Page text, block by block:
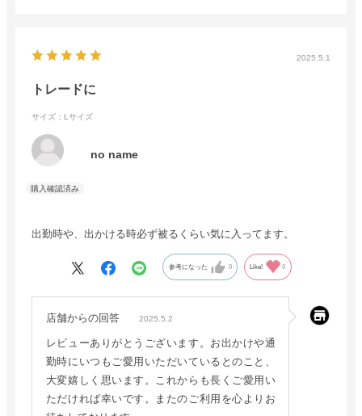
2025.5.1
トレードに
サイズ：Lサイズ
no name
出勤時や、出かける時必ず被るくらい気に入ってます。
参考になった 0 Like! 0
店舗からの回答 2025.5.2
レビューありがとうございます。お出かけや通
勤時にいつもご愛用いただいているとのこと、
大変嬉しく思います。これからも長くご愛用い
ただければ幸いです。またのご利用を心よりお